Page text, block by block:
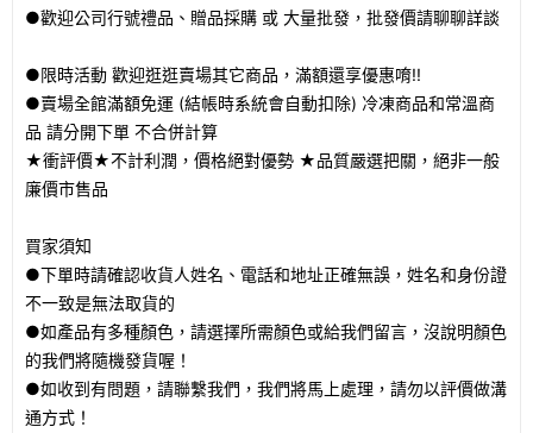
●歡迎公司行號禮品、贈品採購 或 大量批發，批發價請聊聊詳談
●限時活動 歡迎逛逛賣場其它商品，滿額還享優惠唷!!
●賣場全館滿額免運 (結帳時系統會自動扣除) 冷凍商品和常溫商
品 請分開下單 不合併計算
★衝評價★不計利潤，價格絕對優勢 ★品質嚴選把關，絕非一般
廉價市售品
買家須知
●下單時請確認收貨人姓名、電話和地址正確無誤，姓名和身份證
不一致是無法取貨的
●如產品有多種顏色，請選擇所需顏色或給我們留言，沒說明顏色
的我們將隨機發貨喔！
●如收到有問題，請聯繫我們，我們將馬上處理，請勿以評價做溝
通方式！